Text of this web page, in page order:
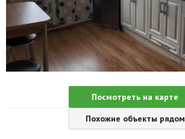
Новости
Агентства
Ремонт квартир
Грузовое такси
Способы оплаты
Посмотреть на карте
Похожие объекты рядом